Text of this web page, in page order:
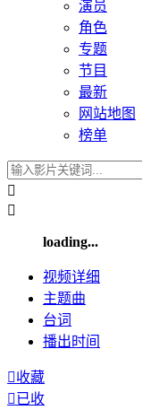
演员
角色
专题
节目
最新
网站地图
榜单


loading...
视频详细
主题曲
台词
播出时间
收藏
已收